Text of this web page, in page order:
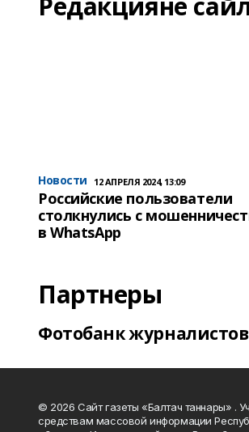
Новости 12 АПРЕЛЯ 2024, 13:09
Российские пользователи
столкнулись с
в WhatsApp
Партнеры
Фотобанк
© 2026 Сайт газеты «Балтач таннары» .
средствам массовой информации